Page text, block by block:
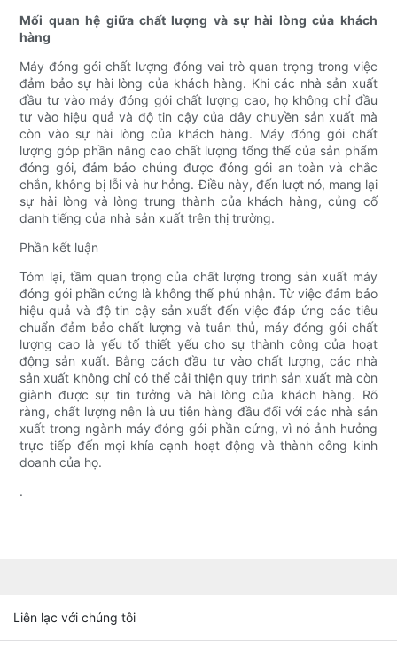
Mối quan hệ giữa chất lượng và sự hài lòng của khách
hàng
Máy đóng gói chất lượng đóng vai trò quan trọng trong việc
đảm bảo sự hài lòng của khách hàng. Khi các nhà sản xuất
đầu tư vào máy đóng gói chất lượng cao, họ không chỉ đầu
tư vào hiệu quả và độ tin cậy của dây chuyền sản xuất mà
còn vào sự hài lòng của khách hàng. Máy đóng gói chất
lượng góp phần nâng cao chất lượng tổng thể của sản phẩm
đóng gói, đảm bảo chúng được đóng gói an toàn và chắc
chắn, không bị lỗi và hư hỏng. Điều này, đến lượt nó, mang lại
sự hài lòng và lòng trung thành của khách hàng, củng cố
danh tiếng của nhà sản xuất trên thị trường.
Phần kết luận
Tóm lại, tầm quan trọng của chất lượng trong sản xuất máy
đóng gói phần cứng là không thể phủ nhận. Từ việc đảm bảo
hiệu quả và độ tin cậy sản xuất đến việc đáp ứng các tiêu
chuẩn đảm bảo chất lượng và tuân thủ, máy đóng gói chất
lượng cao là yếu tố thiết yếu cho sự thành công của hoạt
động sản xuất. Bằng cách đầu tư vào chất lượng, các nhà
sản xuất không chỉ có thể cải thiện quy trình sản xuất mà còn
giành được sự tin tưởng và hài lòng của khách hàng. Rõ
ràng, chất lượng nên là ưu tiên hàng đầu đối với các nhà sản
xuất trong ngành máy đóng gói phần cứng, vì nó ảnh hưởng
trực tiếp đến mọi khía cạnh hoạt động và thành công kinh
doanh của họ.
.
Liên lạc với chúng tôi